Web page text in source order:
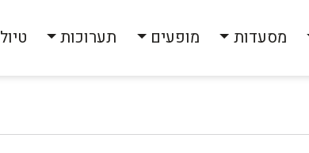
מסעדות מופעים תערוכות